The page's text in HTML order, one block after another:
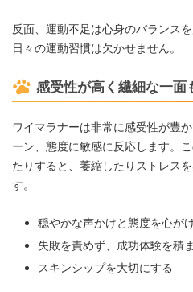
反面、運動不足は心身のバランス
日々の運動習慣は欠かせません。
感受性が高く繊細な一面
ワイマラナーは非常に感受性が豊
ーン、態度に敏感に反応します。
たりすると、萎縮したりストレス
す。
穏やかな声かけと態度を心が
失敗を責めず、成功体験を積
スキンシップを大切にする